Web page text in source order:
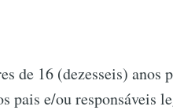
de 16 (dezesseis) anos
pais e/ou responsáveis